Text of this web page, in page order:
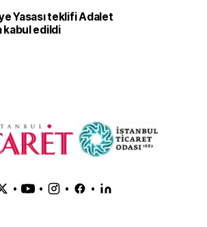
Yasası teklifi Adalet
kabul edildi
• • • •